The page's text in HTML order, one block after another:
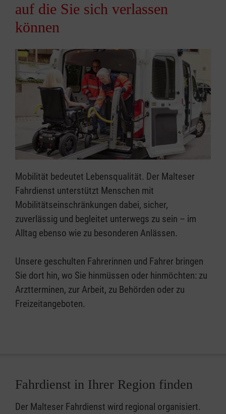
auf die Sie sich verlassen
können
Mobilität bedeutet Lebensqualität. Der Malteser
Fahrdienst unterstützt Menschen mit
Mobilitätseinschränkungen dabei, sicher,
zuverlässig und begleitet unterwegs zu sein – im
Alltag ebenso wie zu besonderen Anlässen.
Unsere geschulten Fahrerinnen und Fahrer bringen
Sie dort hin, wo Sie hinmüssen oder hinmöchten: zu
Arztterminen, zur Arbeit, zu Behörden oder zu
Freizeitangeboten.
Fahrdienst in Ihrer Region finden
Der Malteser Fahrdienst wird regional organisiert.